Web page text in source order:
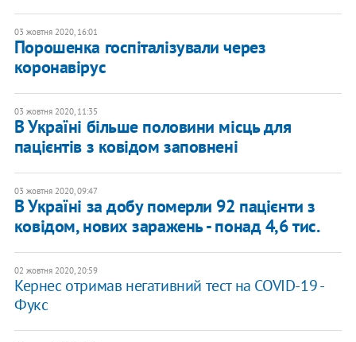
03 жовтня 2020, 16:01
Порошенка госпіталізували через
коронавірус
03 жовтня 2020, 11:35
В Україні більше половини місць для
пацієнтів з ковідом заповнені
03 жовтня 2020, 09:47
В Україні за добу померли 92 пацієнти з
ковідом, нових заражень - понад 4,6 тис.
02 жовтня 2020, 20:59
Кернес отримав негативний тест на COVID-19 -
Фукс